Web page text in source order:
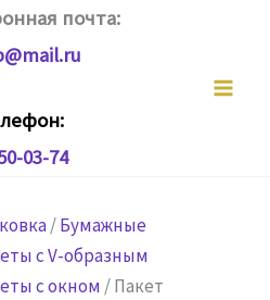
почта:
03-74
/Бумажные
с V-образным
с окном / Пакет